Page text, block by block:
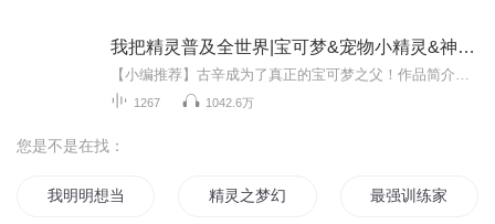
我把精灵普及全世界|宝可梦&宠物小精灵&神奇宝贝
1267 1042.6万
您是不是在找：
我明明想当训练家啊 精灵之梦幻训练师 最强训练家